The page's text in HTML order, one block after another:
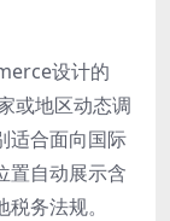
设计的
或地区动态调
适合面向国际
置自动展示含
务法规。